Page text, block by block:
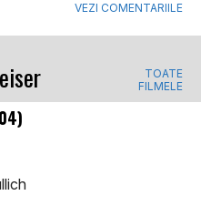
VEZI COMENTARIILE
TOATE
FILMELE